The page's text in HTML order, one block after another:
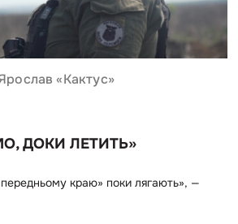
«Кактус»
ДОКИ ЛЕТИТЬ»
краю» поки лягають», —